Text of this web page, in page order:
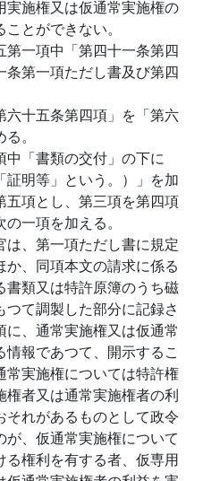
実施権又は仮通常実施権の
とができない。
第一項中「第四十一条第四
第一項ただし書及び第四
六十五条第四項」を「第六
。
中「書類の交付」の下に
証明等」という。）」を加
五項とし、第三項を第四項
一項を加える。
は、第一項ただし書に規定
か、同項本文の請求に係る
書類又は特許原簿のうち磁
つて調製した部分に記録さ
に、通常実施権又は仮通常
情報であつて、開示するこ
常実施権については特許権
権者又は通常実施権者の利
それがあるものとして政令
が、仮通常実施権について
る権利を有する者、仮専用